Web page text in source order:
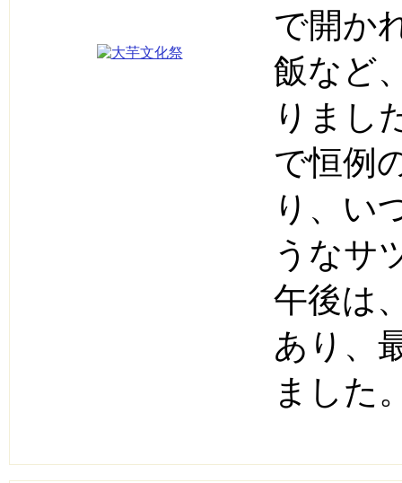
で開か
飯など
りまし
で恒例
り、い
うなサ
午後は
あり、
ました